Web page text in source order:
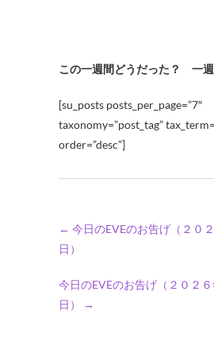
この一週間どうだった？ 一
[su_posts posts_per_page=”7″
taxonomy=”post_tag”
order=”desc”]
← 今日のEVEのお告げ（２０
日）
今日のEVEのお告げ（２０２
日）
→